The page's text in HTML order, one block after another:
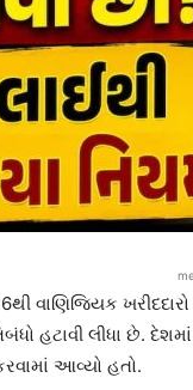
વાણિજ્યિક
હટાવી લીધા છે.
આવ્યો હતો.